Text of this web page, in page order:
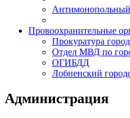
Провоохранительные
Прокуратура
Отдел МВД по
ОГИБДД
Лобненский
Администрация